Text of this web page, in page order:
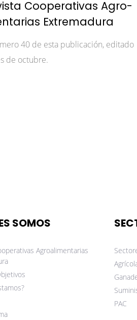
Cooperativas Agro-
Extremadura
40 de esta publicación, editado
de octubre.
SOMOS
Agroalimentarias
PAC